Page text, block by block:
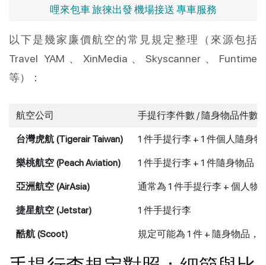
哩來包車 旅徠出發 機場接送 專車服務
以下是幾家廉價航空的常見規定整理（來源包括
Travel YAM、XinMedia、Skyscanner、Funtime
等）：
航空公司 手提行李件數 / 隨身物品件數
台灣虎航 (Tigerair Taiwan) 1 件手提行李 + 1 件個人隨身物
樂桃航空 (Peach Aviation) 1 件手提行李 + 1 件隨身物品
亞洲航空 (AirAsia) 通常為 1 件手提行李 + 個人物
捷星航空 (Jetstar) 1 件手提行李
酷航 (Scoot) 規定可能為 1 件 + 隨身物品